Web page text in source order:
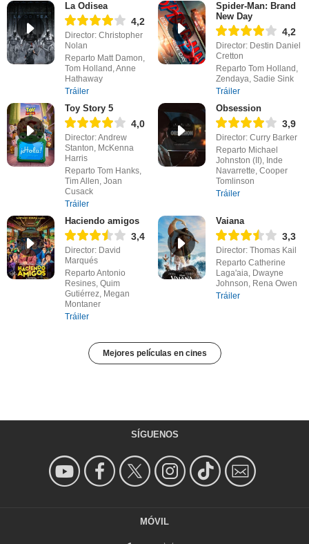
La Odisea
4,2
Director: Christopher
Nolan
Reparto Matt Damon,
Tom Holland, Anne
Hathaway
Tráiler
Spider-Man: Brand
New Day
4,2
Director: Destin Daniel
Cretton
Reparto Tom Holland,
Zendaya, Sadie Sink
Tráiler
Toy Story 5
4,0
Director: Andrew
Stanton, McKenna
Harris
Reparto Tom Hanks,
Tim Allen, Joan
Cusack
Tráiler
Obsession
3,9
Director: Curry Barker
Reparto Michael
Johnston (II), Inde
Navarrette, Cooper
Tomlinson
Tráiler
Haciendo amigos
3,4
Director: David
Marqués
Reparto Antonio
Resines, Quim
Gutiérrez, Megan
Montaner
Tráiler
Vaiana
3,3
Director: Thomas Kail
Reparto Catherine
Laga'aia, Dwayne
Johnson, Rena Owen
Tráiler
Mejores películas en cines
SÍGUENOS
MÓVIL